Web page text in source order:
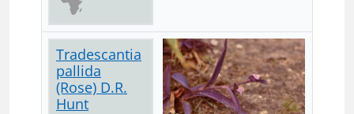
Tradescantia
pallida
(Rose) D.R.
Hunt